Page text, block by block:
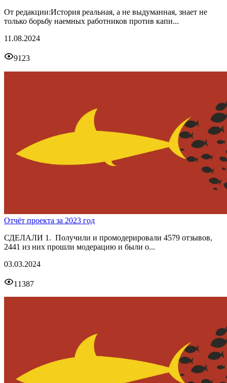
От редакции:История реальная, а не выдуманная, знает не
только борьбу наемных работников против капи...
11.08.2024
9123
Отчёт проекта за 2023 год
СДЕЛАЛИ 1. Получили и промодерировали 4579 отзывов,
2441 из них прошли модерацию и были о...
03.03.2024
11387